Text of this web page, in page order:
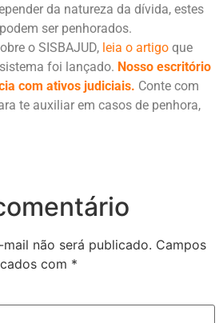
da natureza da dívida, estes
ser penhorados.
o SISBAJUD, leia o artigo que
foi lançado. Nosso escritório
com ativos judiciais. Conte com
te auxiliar em casos de penhora,
não será publicado. Campos
com *